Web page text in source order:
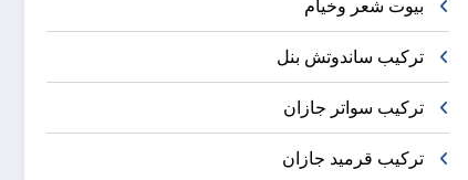
بيوت شعر وخيام
تركيب ساندوتش بنل
تركيب سواتر جازان
تركيب قرميد جازان